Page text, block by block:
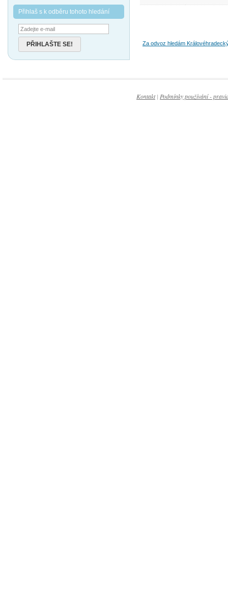
Za odvoz hledám
Přihlaš s k odběru tohoto hledání
PŘIHLAŠTE SE!
Kontakt| Podmínky používání -